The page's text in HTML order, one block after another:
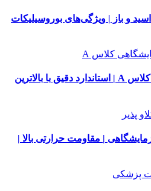
و باز | ویژگی‌های بوروسیلیکات
خرید شیشه‌آلات آزمایشگاهی کلاس A | استاندارد دقیق با بالاترین
| مقاومت حرارتی بالا |